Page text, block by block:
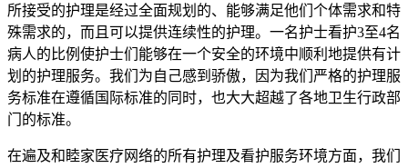
所接受的护理是经过全面规划的、能够满足他们个体需求和特
殊需求的，而且可以提供连续性的护理。一名护士看护3至4名
病人的比例使护士们能够在一个安全的环境中顺利地提供有计
划的护理服务。我们为自己感到骄傲，因为我们严格的护理服
务标准在遵循国际标准的同时，也大大超越了各地卫生行政部
门的标准。
在遍及和睦家医疗网络的所有护理及看护服务环境方面，我们